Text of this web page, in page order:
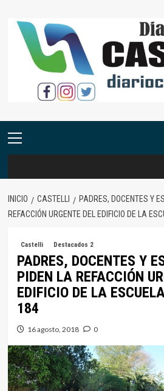
contenido
Menú
INICIO CASTELLI
PADRES, DOCENTES Y
REFACCIÓN URGENTE DEL EDIFICIO DE LA
Castelli Destacados 2
PADRES, DOCENTES Y
PIDEN LA REFACCIÓN
EDIFICIO DE LA
184
16 agosto, 2018 0